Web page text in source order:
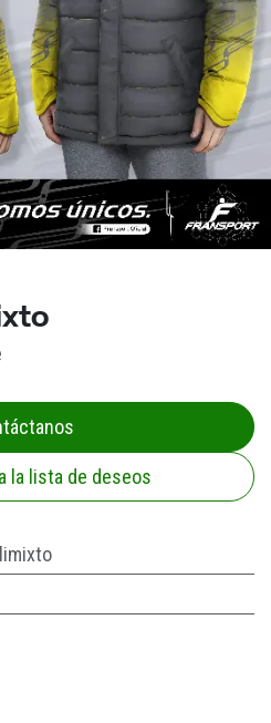
la lista de deseos